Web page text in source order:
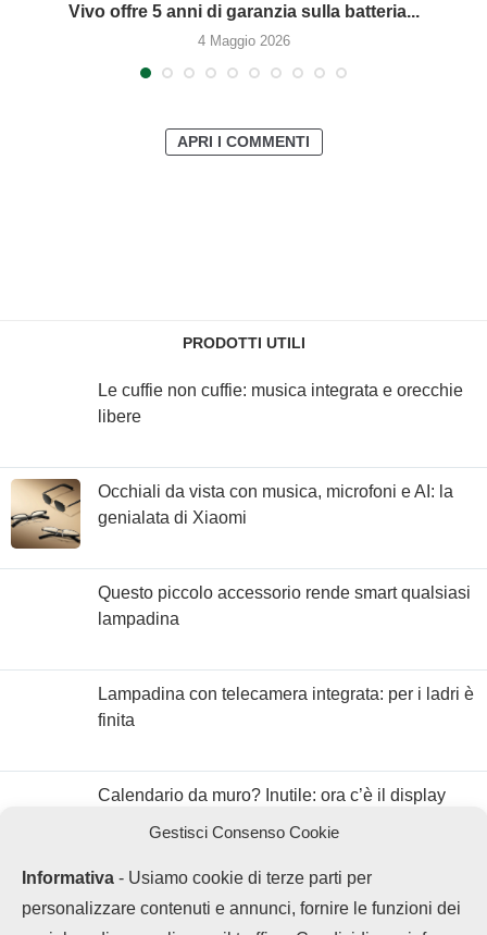
Gestisci Consenso Cookie
Informativa - Usiamo cookie di terze parti per
personalizzare contenuti e annunci, fornire le funzioni dei
Vivo offre 5 anni di garanzia sulla batteria...
4 Maggio 2026
APRI I COMMENTI
PRODOTTI UTILI
Le cuffie non cuffie: musica integrata e orecchie
libere
Occhiali da vista con musica, microfoni e AI: la
genialata di Xiaomi
Questo piccolo accessorio rende smart qualsiasi
lampadina
Lampadina con telecamera integrata: per i ladri è
finita
Calendario da muro? Inutile: ora c’è il display